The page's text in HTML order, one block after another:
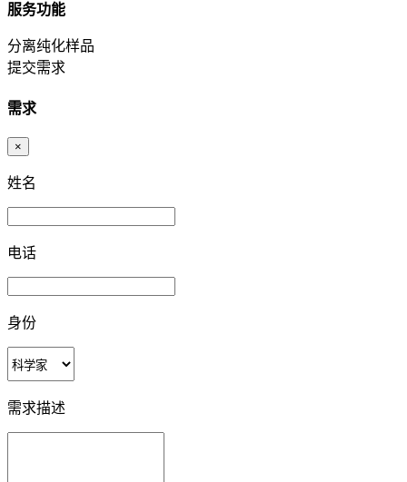
服务功能
分离纯化样品
提交需求
需求
×
姓名
电话
身份
需求描述